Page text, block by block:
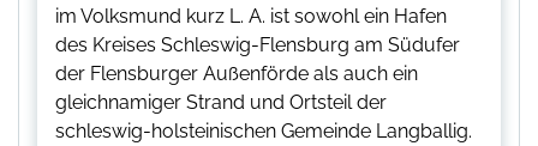
im Volksmund kurz L. A. ist sowohl ein Hafen
des Kreises Schleswig-Flensburg am Südufer
der Flensburger Außenförde als auch ein
gleichnamiger Strand und Ortsteil der
schleswig-holsteinischen Gemeinde Langballig.